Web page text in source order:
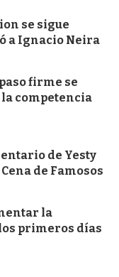
se sigue
a Ignacio Neira
firme se
competencia
de Yesty
de Famosos
la
primeros días